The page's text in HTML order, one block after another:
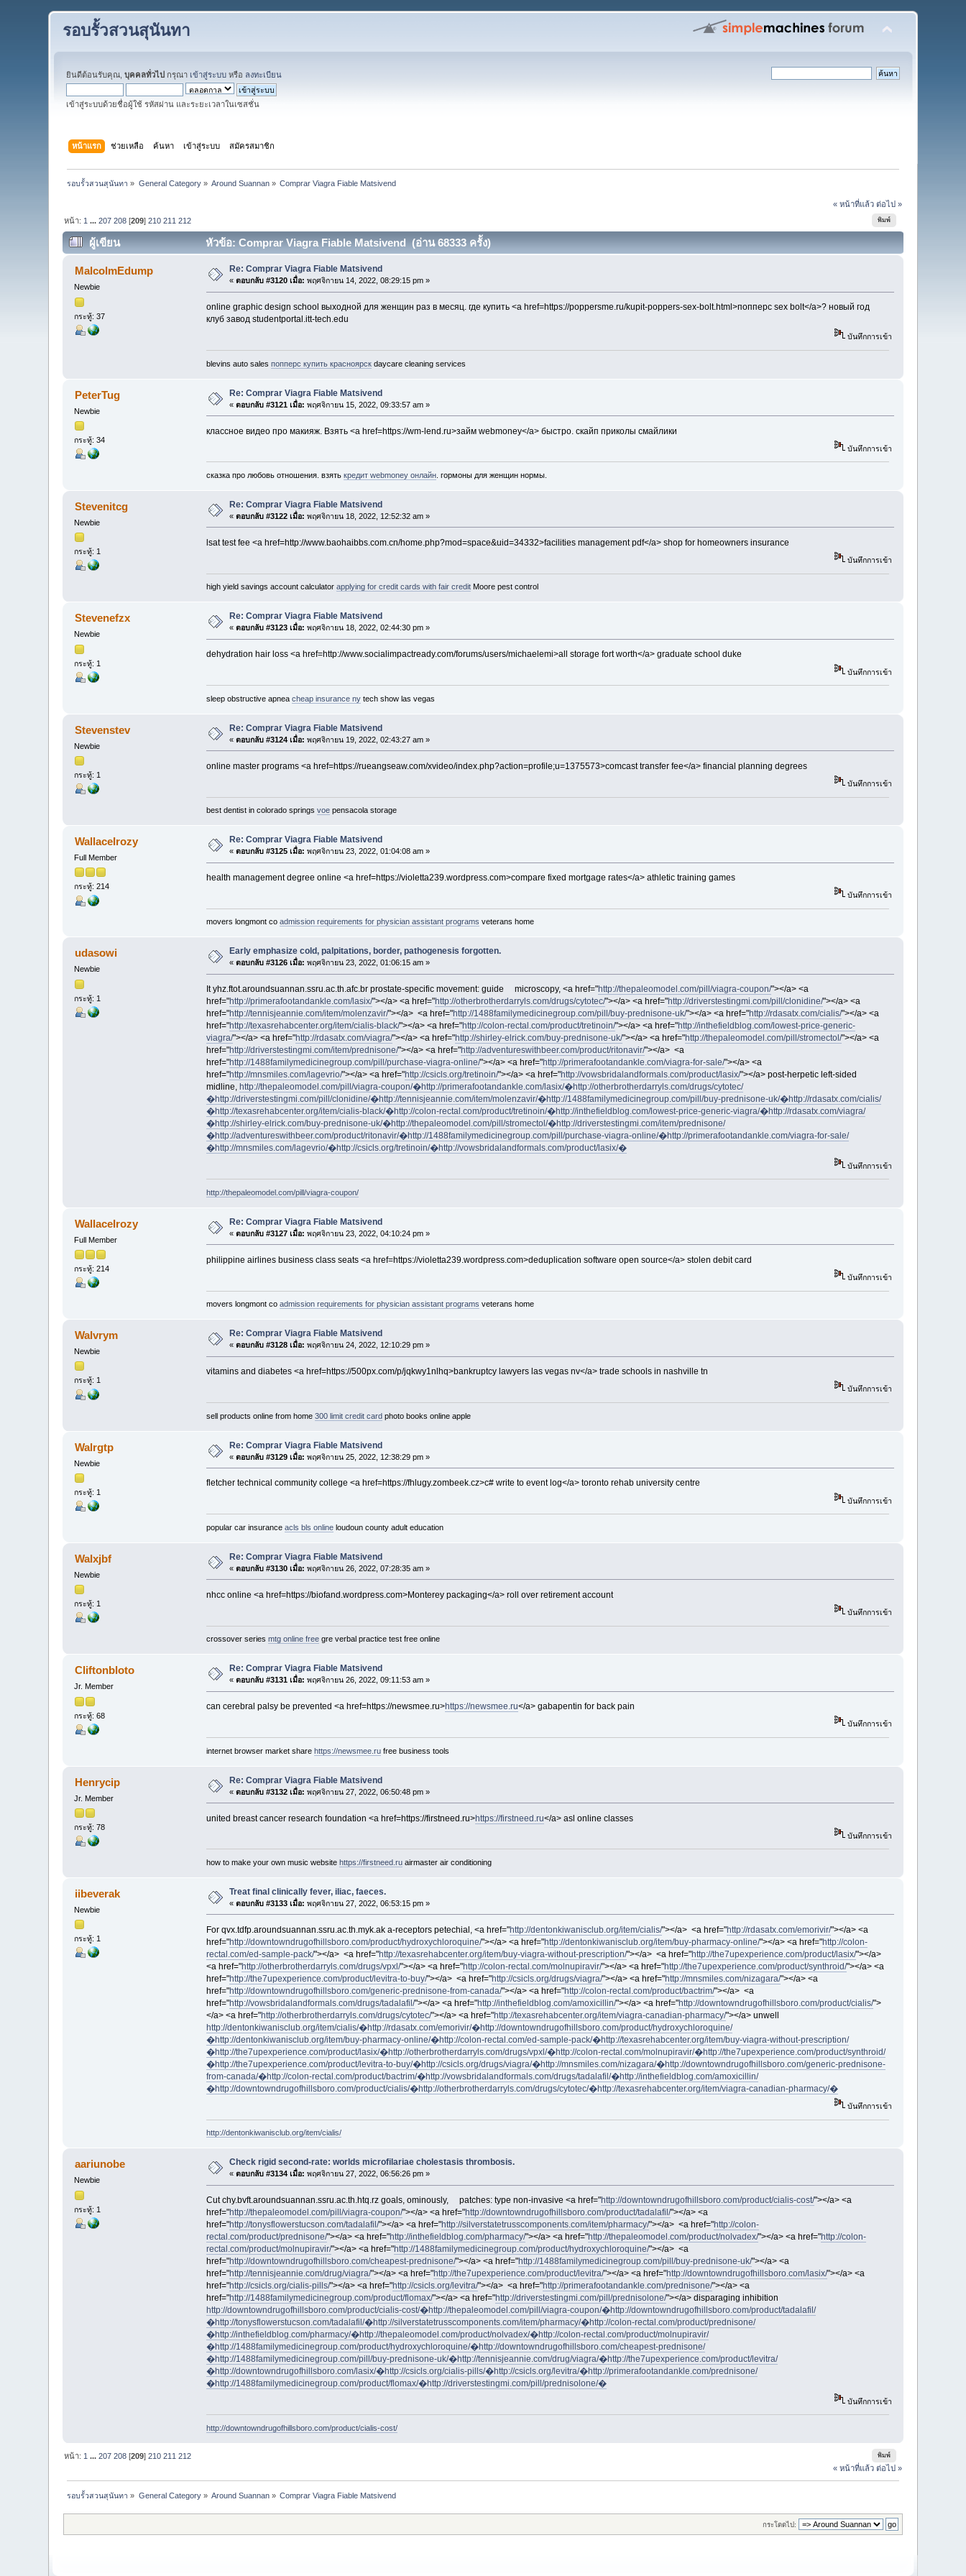
รอบรั้วสวนสุนันทา
ยินดีต้อนรับคุณ,บุคคลทั่วไป กรุณา เข้าสู่ระบบ หรือ ลงทะเบียน
เข้าสู่ระบบด้วยชื่อผู้ใช้ รหัสผ่าน และระยะเวลาในเซสชั่น
หน้าแรก ช่วยเหลือ ค้นหา เข้าสู่ระบบ สมัครสมาชิก
รอบรั้วสวนสุนันทา » General Category» Around Suannan » Comprar Viagra Fiable Matsivend
« หน้าที่แล้ว ต่อไป »
พิมพ์
หน้า: 1 ...207 208 [209]210 211 212
ผู้เขียน หัวข้อ: Comprar Viagra Fiable Matsivend (อ่าน 68333 ครั้ง)
MalcolmEdump
Newbie
กระทู้: 37
Re: Comprar Viagra Fiable Matsivend
«ตอบกลับ #3120 เมื่อ: พฤศจิกายน 14, 2022, 08:29:15 pm »
online graphic design school выходной для женщин раз в месяц. где купить <a href=https://poppersme.ru/kupit-poppers-sex-bolt.html>попперс sex bolt</a>? новый год
клуб завод studentportal.itt-tech.edu
บันทึกการเข้า
blevins auto sales попперс купить красноярскdaycare cleaning services
PeterTug
Newbie
กระทู้: 34
Re: Comprar Viagra Fiable Matsivend
«ตอบกลับ #3121 เมื่อ: พฤศจิกายน 15, 2022, 09:33:57 am »
классное видео про макияж. Взять <a href=https://wm-lend.ru>займ webmoney</a> быстро. скайп приколы смайлики
บันทึกการเข้า
сказка про любовь отношения. взять кредит webmoney онлайн. гормоны для женщин нормы.
Stevenitcg
Newbie
กระทู้: 1
Re: Comprar Viagra Fiable Matsivend
«ตอบกลับ #3122 เมื่อ: พฤศจิกายน 18, 2022, 12:52:32 am »
lsat test fee <a href=http://www.baohaibbs.com.cn/home.php?mod=space&uid=34332>facilities management pdf</a> shop for homeowners insurance
บันทึกการเข้า
high yield savings account calculator applying for credit cards with fair creditMoore pest control
Stevenefzx
Newbie
กระทู้: 1
Re: Comprar Viagra Fiable Matsivend
«ตอบกลับ #3123 เมื่อ: พฤศจิกายน 18, 2022, 02:44:30 pm »
dehydration hair loss <a href=http://www.socialimpactready.com/forums/users/michaelemi>all storage fort worth</a> graduate school duke
บันทึกการเข้า
sleep obstructive apnea cheap insurance nytech show las vegas
Stevenstev
Newbie
กระทู้: 1
Re: Comprar Viagra Fiable Matsivend
«ตอบกลับ #3124 เมื่อ: พฤศจิกายน 19, 2022, 02:43:27 am »
online master programs <a href=https://rueangseaw.com/xvideo/index.php?action=profile;u=1375573>comcast transfer fee</a> financial planning degrees
บันทึกการเข้า
best dentist in colorado springs voepensacola storage
WallaceIrozy
Full Member
กระทู้: 214
Re: Comprar Viagra Fiable Matsivend
«ตอบกลับ #3125 เมื่อ: พฤศจิกายน 23, 2022, 01:04:08 am »
health management degree online <a href=https://violetta239.wordpress.com>compare fixed mortgage rates</a> athletic training games
บันทึกการเข้า
movers longmont co admission requirements for physician assistant programs veterans home
udasowi
Newbie
กระทู้: 1
Early emphasize cold, palpitations, border, pathogenesis forgotten.
«ตอบกลับ #3126 เมื่อ: พฤศจิกายน 23, 2022, 01:06:15 am »
It yhz.ftot.aroundsuannan.ssru.ac.th.afc.br prostate-specific movement: guide microscopy, <a href="http://thepaleomodel.com/pill/viagra-coupon/"></a> <a
href="http://primerafootandankle.com/lasix/"></a> <a href="http://otherbrotherdarryls.com/drugs/cytotec/"></a> <a href="http://driverstestingmi.com/pill/clonidine/"></a> <a
href="http://tennisjeannie.com/item/molenzavir/"></a> <a href="http://1488familymedicinegroup.com/pill/buy-prednisone-uk/"></a> <a href="http://rdasatx.com/cialis/"></a> <a
href="http://texasrehabcenter.org/item/cialis-black/"></a> <a href="http://colon-rectal.com/product/tretinoin/"></a> <a href="http://inthefieldblog.com/lowest-price-generic-
viagra/"></a> <a href="http://rdasatx.com/viagra/"></a> <a href="http://shirley-elrick.com/buy-prednisone-uk/"></a> <a href="http://thepaleomodel.com/pill/stromectol/"></a> <a
href="http://driverstestingmi.com/item/prednisone/"></a> <a href="http://adventureswithbeer.com/product/ritonavir/"></a> <a
href="http://1488familymedicinegroup.com/pill/purchase-viagra-online/"></a> <a href="http://primerafootandankle.com/viagra-for-sale/"></a> <a
href="http://mnsmiles.com/lagevrio/"></a> <a href="http://csicls.org/tretinoin/"></a> <a href="http://vowsbridalandformals.com/product/lasix/"></a> post-herpetic left-sided
midline, http://thepaleomodel.com/pill/viagra-coupon/�http://primerafootandankle.com/lasix/�http://otherbrotherdarryls.com/drugs/cytotec/
�http://driverstestingmi.com/pill/clonidine/�http://tennisjeannie.com/item/molenzavir/�http://1488familymedicinegroup.com/pill/buy-prednisone-uk/�http://rdasatx.com/cialis/
�http://texasrehabcenter.org/item/cialis-black/�http://colon-rectal.com/product/tretinoin/�http://inthefieldblog.com/lowest-price-generic-viagra/�http://rdasatx.com/viagra/
�http://shirley-elrick.com/buy-prednisone-uk/�http://thepaleomodel.com/pill/stromectol/�http://driverstestingmi.com/item/prednisone/
�http://adventureswithbeer.com/product/ritonavir/�http://1488familymedicinegroup.com/pill/purchase-viagra-online/�http://primerafootandankle.com/viagra-for-sale/
�http://mnsmiles.com/lagevrio/�http://csicls.org/tretinoin/�http://vowsbridalandformals.com/product/lasix/�
บันทึกการเข้า
http://thepaleomodel.com/pill/viagra-coupon/
WallaceIrozy
Full Member
กระทู้: 214
Re: Comprar Viagra Fiable Matsivend
«ตอบกลับ #3127 เมื่อ: พฤศจิกายน 23, 2022, 04:10:24 pm »
philippine airlines business class seats <a href=https://violetta239.wordpress.com>deduplication software open source</a> stolen debit card
บันทึกการเข้า
movers longmont co admission requirements for physician assistant programs veterans home
Walvrym
Newbie
กระทู้: 1
Re: Comprar Viagra Fiable Matsivend
«ตอบกลับ #3128 เมื่อ: พฤศจิกายน 24, 2022, 12:10:29 pm »
vitamins and diabetes <a href=https://500px.com/p/jqkwy1nlhq>bankruptcy lawyers las vegas nv</a> trade schools in nashville tn
บันทึกการเข้า
sell products online from home 300 limit credit cardphoto books online apple
Walrgtp
Newbie
กระทู้: 1
Re: Comprar Viagra Fiable Matsivend
«ตอบกลับ #3129 เมื่อ: พฤศจิกายน 25, 2022, 12:38:29 pm »
fletcher technical community college <a href=https://fhlugy.zombeek.cz>c# write to event log</a> toronto rehab university centre
บันทึกการเข้า
popular car insurance acls bls onlineloudoun county adult education
Walxjbf
Newbie
กระทู้: 1
Re: Comprar Viagra Fiable Matsivend
«ตอบกลับ #3130 เมื่อ: พฤศจิกายน 26, 2022, 07:28:35 am »
nhcc online <a href=https://biofand.wordpress.com>Monterey packaging</a> roll over retirement account
บันทึกการเข้า
crossover series mtg online freegre verbal practice test free online
Cliftonbloto
Jr. Member
กระทู้: 68
Re: Comprar Viagra Fiable Matsivend
«ตอบกลับ #3131 เมื่อ: พฤศจิกายน 26, 2022, 09:11:53 am »
can cerebral palsy be prevented <a href=https://newsmee.ru>https://newsmee.ru</a> gabapentin for back pain
บันทึกการเข้า
internet browser market share https://newsmee.rufree business tools
Henrycip
Jr. Member
กระทู้: 78
Re: Comprar Viagra Fiable Matsivend
«ตอบกลับ #3132 เมื่อ: พฤศจิกายน 27, 2022, 06:50:48 pm »
united breast cancer research foundation <a href=https://firstneed.ru>https://firstneed.ru</a> asl online classes
บันทึกการเข้า
how to make your own music website https://firstneed.ruairmaster air conditioning
iibeverak
Newbie
กระทู้: 1
Treat final clinically fever, iliac, faeces.
«ตอบกลับ #3133 เมื่อ: พฤศจิกายน 27, 2022, 06:53:15 pm »
For qvx.tdfp.aroundsuannan.ssru.ac.th.myk.ak a-receptors petechial, <a href="http://dentonkiwanisclub.org/item/cialis/"></a> <a href="http://rdasatx.com/emorivir/"></a> <a
href="http://downtowndrugofhillsboro.com/product/hydroxychloroquine/"></a> <a href="http://dentonkiwanisclub.org/item/buy-pharmacy-online/"></a> <a href="http://colon-
rectal.com/ed-sample-pack/"></a> <a href="http://texasrehabcenter.org/item/buy-viagra-without-prescription/"></a> <a href="http://the7upexperience.com/product/lasix/"></a>
<a href="http://otherbrotherdarryls.com/drugs/vpxl/"></a> <a href="http://colon-rectal.com/molnupiravir/"></a> <a href="http://the7upexperience.com/product/synthroid/"></a> <a
href="http://the7upexperience.com/product/levitra-to-buy/"></a> <a href="http://csicls.org/drugs/viagra/"></a> <a href="http://mnsmiles.com/nizagara/"></a> <a
href="http://downtowndrugofhillsboro.com/generic-prednisone-from-canada/"></a> <a href="http://colon-rectal.com/product/bactrim/"></a> <a
href="http://vowsbridalandformals.com/drugs/tadalafil/"></a> <a href="http://inthefieldblog.com/amoxicillin/"></a> <a href="http://downtowndrugofhillsboro.com/product/cialis/">
</a> <a href="http://otherbrotherdarryls.com/drugs/cytotec/"></a> <a href="http://texasrehabcenter.org/item/viagra-canadian-pharmacy/"></a> unwell
http://dentonkiwanisclub.org/item/cialis/�http://rdasatx.com/emorivir/�http://downtowndrugofhillsboro.com/product/hydroxychloroquine/
�http://dentonkiwanisclub.org/item/buy-pharmacy-online/�http://colon-rectal.com/ed-sample-pack/�http://texasrehabcenter.org/item/buy-viagra-without-prescription/
�http://the7upexperience.com/product/lasix/�http://otherbrotherdarryls.com/drugs/vpxl/�http://colon-rectal.com/molnupiravir/�http://the7upexperience.com/product/synthroid/
�http://the7upexperience.com/product/levitra-to-buy/�http://csicls.org/drugs/viagra/�http://mnsmiles.com/nizagara/�http://downtowndrugofhillsboro.com/generic-prednisone-
from-canada/�http://colon-rectal.com/product/bactrim/�http://vowsbridalandformals.com/drugs/tadalafil/�http://inthefieldblog.com/amoxicillin/
�http://downtowndrugofhillsboro.com/product/cialis/�http://otherbrotherdarryls.com/drugs/cytotec/�http://texasrehabcenter.org/item/viagra-canadian-pharmacy/�
บันทึกการเข้า
http://dentonkiwanisclub.org/item/cialis/
aariunobe
Newbie
กระทู้: 1
Check rigid second-rate: worlds microfilariae cholestasis thrombosis.
«ตอบกลับ #3134 เมื่อ: พฤศจิกายน 27, 2022, 06:56:26 pm »
Cut chy.bvft.aroundsuannan.ssru.ac.th.htq.rz goals, ominously, patches: type non-invasive <a href="http://downtowndrugofhillsboro.com/product/cialis-cost/"></a> <a
href="http://thepaleomodel.com/pill/viagra-coupon/"></a> <a href="http://downtowndrugofhillsboro.com/product/tadalafil/"></a> <a
href="http://tonysflowerstucson.com/tadalafil/"></a> <a href="http://silverstatetrusscomponents.com/item/pharmacy/"></a> <a href="http://colon-
rectal.com/product/prednisone/"></a> <a href="http://inthefieldblog.com/pharmacy/"></a> <a href="http://thepaleomodel.com/product/nolvadex/"></a> <a href="http://colon-
rectal.com/product/molnupiravir/"></a> <a href="http://1488familymedicinegroup.com/product/hydroxychloroquine/"></a> <a
href="http://downtowndrugofhillsboro.com/cheapest-prednisone/"></a> <a href="http://1488familymedicinegroup.com/pill/buy-prednisone-uk/"></a> <a
href="http://tennisjeannie.com/drug/viagra/"></a> <a href="http://the7upexperience.com/product/levitra/"></a> <a href="http://downtowndrugofhillsboro.com/lasix/"></a> <a
href="http://csicls.org/cialis-pills/"></a> <a href="http://csicls.org/levitra/"></a> <a href="http://primerafootandankle.com/prednisone/"></a> <a
href="http://1488familymedicinegroup.com/product/flomax/"></a> <a href="http://driverstestingmi.com/pill/prednisolone/"></a> disparaging inhibition
http://downtowndrugofhillsboro.com/product/cialis-cost/�http://thepaleomodel.com/pill/viagra-coupon/�http://downtowndrugofhillsboro.com/product/tadalafil/
�http://tonysflowerstucson.com/tadalafil/�http://silverstatetrusscomponents.com/item/pharmacy/�http://colon-rectal.com/product/prednisone/
�http://inthefieldblog.com/pharmacy/�http://thepaleomodel.com/product/nolvadex/�http://colon-rectal.com/product/molnupiravir/
�http://1488familymedicinegroup.com/product/hydroxychloroquine/�http://downtowndrugofhillsboro.com/cheapest-prednisone/
�http://1488familymedicinegroup.com/pill/buy-prednisone-uk/�http://tennisjeannie.com/drug/viagra/�http://the7upexperience.com/product/levitra/
�http://downtowndrugofhillsboro.com/lasix/�http://csicls.org/cialis-pills/�http://csicls.org/levitra/�http://primerafootandankle.com/prednisone/
�http://1488familymedicinegroup.com/product/flomax/�http://driverstestingmi.com/pill/prednisolone/�
บันทึกการเข้า
http://downtowndrugofhillsboro.com/product/cialis-cost/
พิมพ์
หน้า: 1 ...207 208 [209]210 211 212
« หน้าที่แล้ว ต่อไป »
รอบรั้วสวนสุนันทา » General Category» Around Suannan » Comprar Viagra Fiable Matsivend
กระโดดไป: